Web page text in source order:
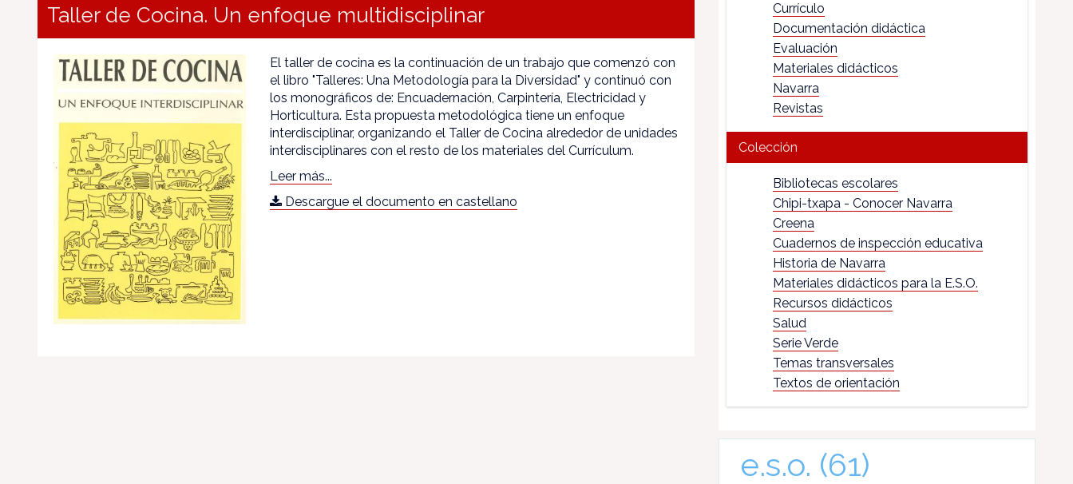
Taller de Cocina. Un enfoque multidisciplinar
El taller de cocina es la continuación de un trabajo que comenzó con
el libro "Talleres: Una Metodología para la Diversidad" y continuó con
los monográficos de: Encuadernación, Carpintería, Electricidad y
Horticultura. Esta propuesta metodológica tiene un enfoque
interdisciplinar, organizando el Taller de Cocina alrededor de unidades
interdisciplinares con el resto de los materiales del Currículum.
Leer más...
Descargue el documento en castellano
Currículo
Documentación didáctica
Evaluación
Materiales didácticos
Navarra
Revistas
Colección
Bibliotecas escolares
Chipi-txapa - Conocer Navarra
Creena
Cuadernos de inspección educativa
Historia de Navarra
Materiales didácticos para la E.S.O.
Recursos didácticos
Salud
Serie Verde
Temas transversales
Textos de orientación
e.s.o. (61)